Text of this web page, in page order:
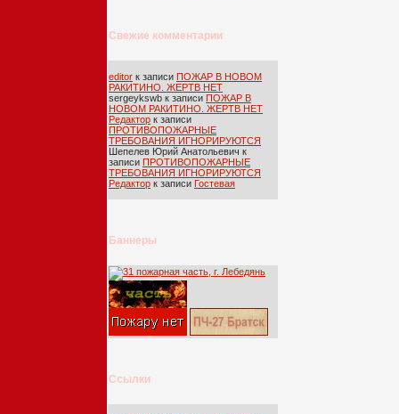
Свежие комментарии
editor к записи ПОЖАР В НОВОМ
РАКИТИНО. ЖЕРТВ НЕТ
sergeykswb к записи ПОЖАР В
НОВОМ РАКИТИНО. ЖЕРТВ НЕТ
Редактор к записи
ПРОТИВОПОЖАРНЫЕ
ТРЕБОВАНИЯ ИГНОРИРУЮТСЯ
Шепелев Юрий Анатольевич к
записи ПРОТИВОПОЖАРНЫЕ
ТРЕБОВАНИЯ ИГНОРИРУЮТСЯ
Редактор к записи Гостевая
Баннеры
Ссылки